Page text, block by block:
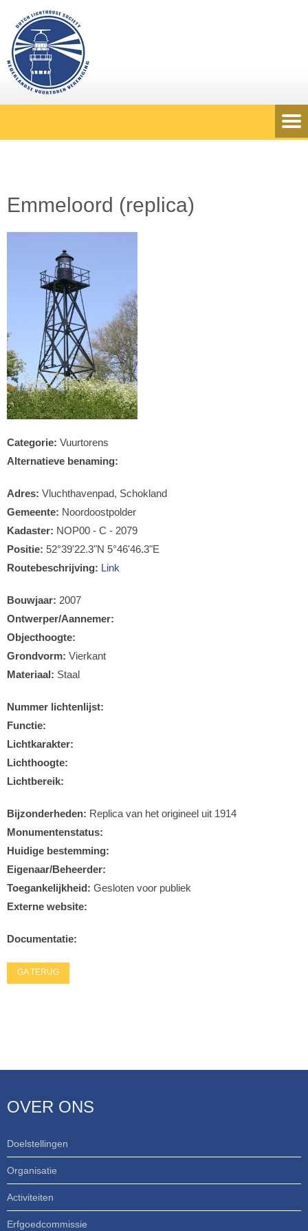
Emmeloord (replica)
Categorie: Vuurtorens
Alternatieve benaming:
Adres: Vluchthavenpad, Schokland
Gemeente: Noordoostpolder
Kadaster: NOP00 - C - 2079
Positie: 52°39'22.3"N 5°46'46.3"E
Routebeschrijving: Link
Bouwjaar: 2007
Ontwerper/Aannemer:
Objecthoogte:
Grondvorm: Vierkant
Materiaal: Staal
Nummer lichtenlijst:
Functie:
Lichtkarakter:
Lichthoogte:
Lichtbereik:
Bijzonderheden: Replica van het origineel uit 1914
Monumentenstatus:
Huidige bestemming:
Eigenaar/Beheerder:
Toegankelijkheid: Gesloten voor publiek
Externe website:
Documentatie:
GA TERUG
OVER ONS
Doelstellingen
Organisatie
Activiteiten
Erfgoedcommissie